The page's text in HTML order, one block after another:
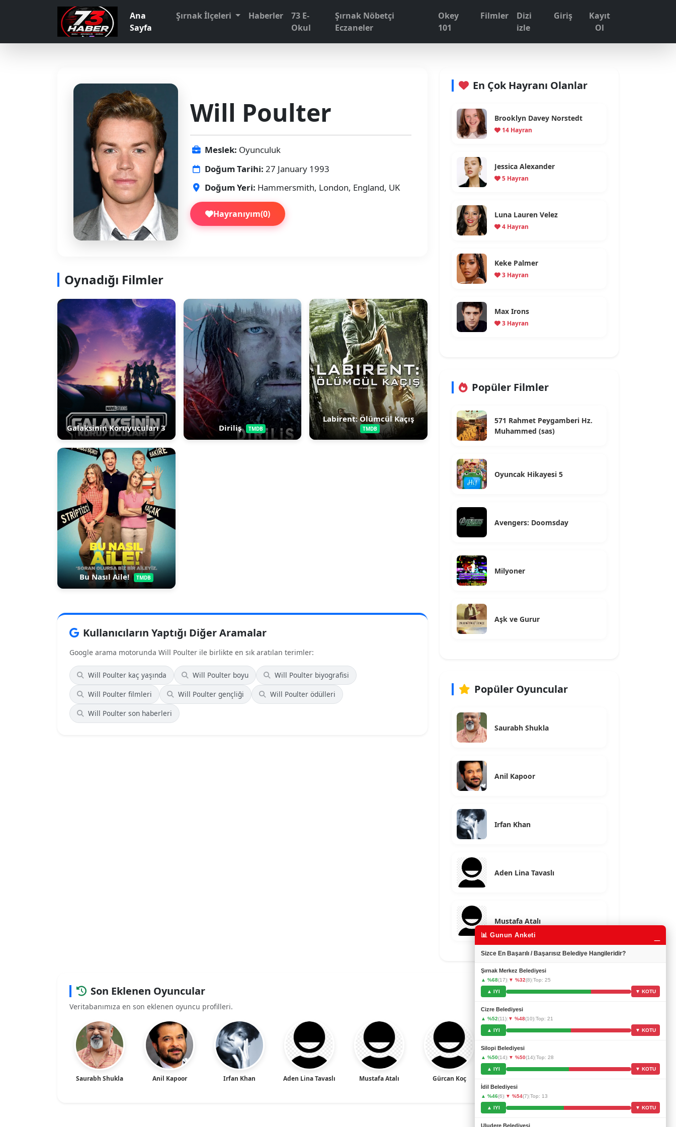
Ana
Sayfa
Şırnak İlçeleri Haberler
73 E-
Okul
Şırnak Nöbetçi
Eczaneler
Okey
101
Filmler
Dizi
izle
Giriş
Kayıt
Ol
Will Poulter
Meslek: Oyunculuk
Doğum Tarihi: 27 January 1993
Doğum Yeri: Hammersmith, London, England, UK
Hayranıyım(0)
Oynadığı Filmler
Galaksinin Koruyucuları 3 Diriliş TMDB
Labirent: Ölümcül Kaçış
TMDB
Bu Nasıl Aile! TMDB
Kullanıcıların Yaptığı Diğer Aramalar
Google arama motorunda Will Poulter ile birlikte en sık aratılan terimler:
Will Poulter kaç yaşında Will Poulter boyu
Will Poulter biyografisi
Will Poulter filmleri
Will Poulter gençliği
Will Poulter ödülleri
Will Poulter son haberleri
En Çok Hayranı Olanlar
Brooklyn Davey Norstedt
14 Hayran
Jessica Alexander
5 Hayran
Luna Lauren Velez
4 Hayran
Keke Palmer
3 Hayran
Max Irons
3 Hayran
Popüler Filmler
571 Rahmet Peygamberi Hz.
Muhammed (sas)
Oyuncak Hikayesi 5
Avengers: Doomsday
Milyoner
Aşk ve Gurur
Popüler Oyuncular
Saurabh Shukla
Anil Kapoor
Irfan Khan
Aden Lina Tavaslı
Mustafa Atalı
Son Eklenen Oyuncular
Veritabanımıza en son eklenen oyuncu profilleri.
Saurabh Shukla Anil Kapoor Irfan Khan Aden Lina Tavaslı Mustafa Atalı Gürcan Koç
📊 Gunun Anketi
Sizce En Başarılı / Başarısız Belediye Hangileridir?
Şırnak Merkez Belediyesi
▲ %68(17)| ▼ %32(8)|Top: 25
▲ IYI ▼ KOTU
Cizre Belediyesi
▲ %52(11)| ▼ %48(10)|Top: 21
▲ IYI ▼ KOTU
Silopi Belediyesi
▲ %50(14)| ▼ %50(14)|Top: 28
▲ IYI ▼ KOTU
İdil Belediyesi
▲ %46(6)| ▼ %54(7)|Top: 13
▲ IYI ▼ KOTU
Uludere Belediyesi